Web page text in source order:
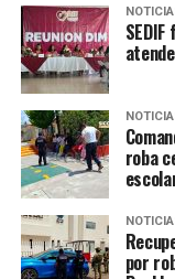
“Gracias
llegar a diferentes
para la comunidad”,
reconocieron que
transparencia y
Muy pronto,
desarrollo para su
roba
por